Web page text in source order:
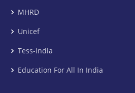
MHRD
Unicef
Tess-India
Education For All In India